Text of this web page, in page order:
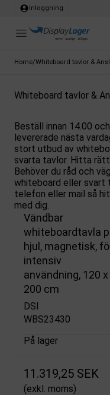
Inloggning
Home/Whiteboard tavlor &
Whiteboard tavlor &
Beställ innan 14.00
levererade nästa
stort utbud av
svarta tavlor. Hitta
Behöver du råd och
whiteboard eller svart
telefon eller mail så
med dig.
Vändbar
whiteboardtavla
hjul, magnetisk,
intensiv
användning, 120 x
200 cm
DSI
WBS23430
På lager
11.319,25 SEK
(exkl. moms)